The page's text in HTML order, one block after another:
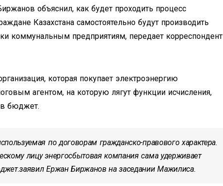
объяснил, как будет проходить процесс
Казахстана самостоятельно будут производить
коммунальным предприятиям, передает корреспондент
которая покупает электроэнергию
агентом, на которую лягут функции исчисления,
в бюджет.
по договорам гражданско-правового характера.
лицу энергосбытовая компания сама удерживает
Ержан Биржанов на заседании Мажилиса.